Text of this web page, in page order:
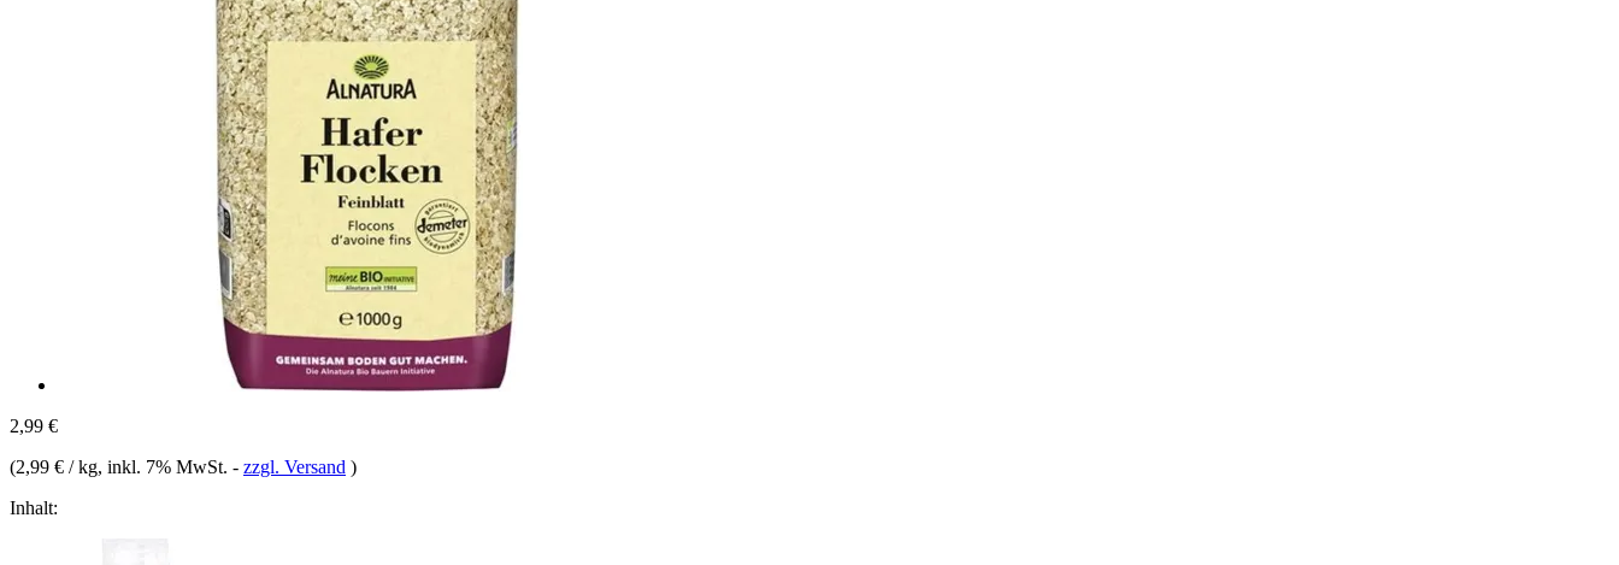
2,99 €
(2,99 € / kg, inkl. 7% MwSt. - zzgl. Versand )
Inhalt: